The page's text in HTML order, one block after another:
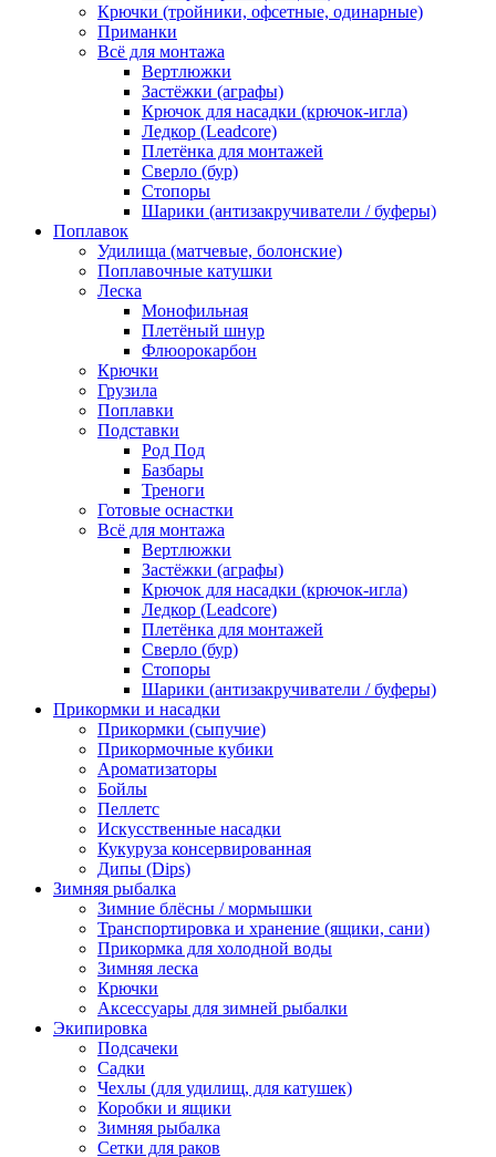
Крючки (тройники, офсетные, одинарные)
Приманки
Всё для монтажа
Вертлюжки
Застёжки (аграфы)
Крючок для насадки (крючок-игла)
Ледкор (Leadcore)
Плетёнка для монтажей
Сверло (бур)
Стопоры
Шарики (антизакручиватели / буферы)
Поплавок
Удилища (матчевые, болонские)
Поплавочные катушки
Леска
Монофильная
Плетёный шнур
Флюорокарбон
Крючки
Грузила
Поплавки
Подставки
Род Под
Базбары
Треноги
Готовые оснастки
Всё для монтажа
Вертлюжки
Застёжки (аграфы)
Крючок для насадки (крючок-игла)
Ледкор (Leadcore)
Плетёнка для монтажей
Сверло (бур)
Стопоры
Шарики (антизакручиватели / буферы)
Прикормки и насадки
Прикормки (сыпучие)
Прикормочные кубики
Ароматизаторы
Бойлы
Пеллетс
Искусственные насадки
Кукуруза консервированная
Дипы (Dips)
Зимняя рыбалка
Зимние блёсны / мормышки
Транспортировка и хранение (ящики, сани)
Прикормка для холодной воды
Зимняя леска
Крючки
Аксессуары для зимней рыбалки
Экипировка
Подсачеки
Садки
Чехлы (для удилищ, для катушек)
Коробки и ящики
Зимняя рыбалка
Сетки для раков